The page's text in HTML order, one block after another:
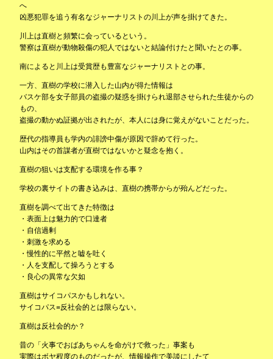
へ
凶悪犯罪を追う有名なジャーナリストの川上が声を掛けてきた。
川上は直樹と頻繁に会っているという。
警察は直樹が動物殺傷の犯人ではないと結論付けたと聞いたとの事。
南によると川上は受賞歴も豊富なジャーナリストとの事。
一方、直樹の学校に潜入した山内が得た情報は
バスケ部を女子部員の盗撮の疑惑を掛けられ退部させられた生徒からの
もの、
盗撮の動かぬ証拠が出されたが、本人には身に覚えがないことだった。
歴代の指導員も学内の誹謗中傷が原因で辞めて行った。
山内はその首謀者が直樹ではないかと疑念を抱く。
直樹の狙いは支配する環境を作る事？
学校の裏サイトの書き込みは、直樹の携帯からが殆んどだった。
直樹を調べて出てきた特徴は
・表面上は魅力的で口達者
・自信過剰
・刺激を求める
・慢性的に平然と嘘を吐く
・人を支配して操ろうとする
・良心の異常な欠如
直樹はサイコパスかもしれない。
サイコパス=反社会的とは限らない。
直樹は反社会的か？
昔の「火事でおばあちゃんを命がけで救った」事案も
実際はボヤ程度のものだったが、情報操作で美談にしたて